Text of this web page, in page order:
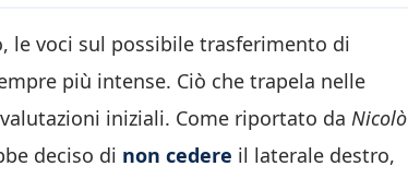
le voci sul possibile trasferimento di
più intense. Ciò che trapela nelle
iniziali. Come riportato da Nicolò
deciso di non cedere il laterale destro,